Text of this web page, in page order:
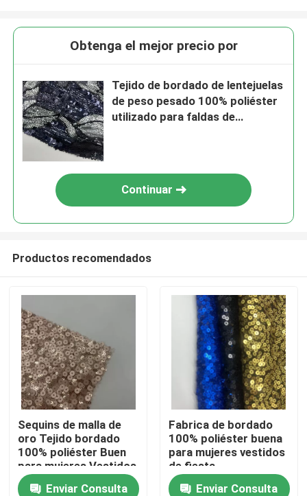
En casa
Productos
Obtenga el mejor precio por
Tejido de bordado de lentejuelas
de peso pesado 100% poliéster
utilizado para faldas de
Continuar
Productos recomendados
Sequins de malla de
oro Tejido bordado
100% poliéster Buen
para mujeres Vestidos
de fiesta
Enviar Consulta
Fabrica de bordado
100% poliéster buena
para mujeres vestidos
de fiesta
Enviar Consulta